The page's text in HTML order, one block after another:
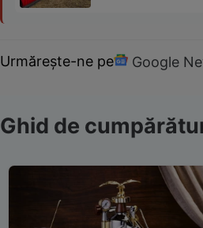
Urmărește-ne pe Google
Ghid de